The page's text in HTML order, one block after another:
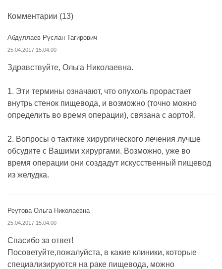
Комментарии (13)
Абдуллаев Руслан Тагирович
25.04.2017 15:04:00
Здравствуйте, Ольга Николаевна.
1. Эти термины означают, что опухоль прорастает
внутрь стенок пищевода, и возможно (точно можно
определить во время операции), связана с аортой.
2. Вопросы о тактике хирургического лечения лучше
обсудите с Вашими хирургами. Возможно, уже во
время операции они создадут искусственный пищевод
из желудка.
Реутова Ольга Николаевна
25.04.2017 15:04:00
Спасибо за ответ!
Посоветуйте,пожалуйста, в какие клиники, которые
специализируются на раке пищевода, можно